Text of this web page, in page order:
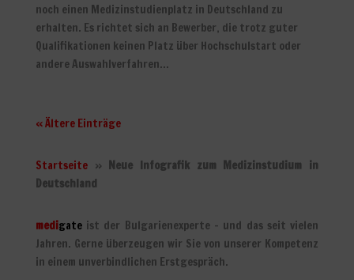
noch einen Medizinstudienplatz in Deutschland zu
erhalten. Es richtet sich an Bewerber, die trotz guter
Qualifikationen keinen Platz über Hochschulstart oder
andere Auswahlverfahren...
« Ältere Einträge
Startseite» Neue Infografik zum Medizinstudium in
Deutschland
medigateist der Bulgarienexperte – und das seit vielen
Jahren. Gerne überzeugen wir Sie von unserer Kompetenz
in einem unverbindlichen Erstgespräch.